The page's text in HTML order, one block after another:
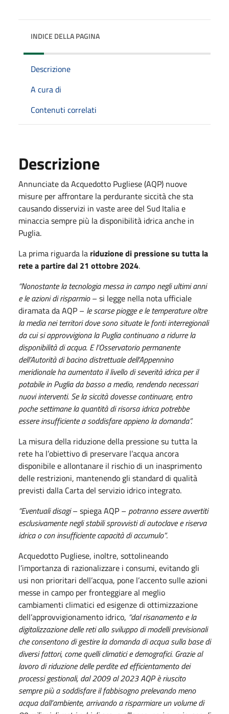
INDICE DELLA PAGINA
Descrizione
A cura di
Contenuti correlati
Descrizione
Annunciate da Acquedotto Pugliese (AQP) nuove
misure per affrontare la perdurante siccità che sta
causando disservizi in vaste aree del Sud Italia e
minaccia sempre più la disponibilità idrica anche in
Puglia.
La prima riguarda la riduzione di pressione su tutta la
rete a partire dal 21 ottobre 2024.
“Nonostante la tecnologia messa in campo negli ultimi anni
e le azioni di risparmio– si legge nella nota ufficiale
diramata da AQP ­– le scarse piogge e le temperature oltre
la media nei territori dove sono situate le fonti interregionali
da cui si approvvigiona la Puglia continuano a ridurre la
disponibilità di acqua. E l’Osservatorio permanente
dell’Autorità di bacino distrettuale dell'Appennino
meridionale ha aumentato il livello di severità idrica per il
potabile in Puglia da basso a medio, rendendo necessari
nuovi interventi. Se la siccità dovesse continuare, entro
poche settimane la quantità di risorsa idrica potrebbe
essere insufficiente a soddisfare appieno la domanda”.
La misura della riduzione della pressione su tutta la
rete ha l’obiettivo di preservare l’acqua ancora
disponibile e allontanare il rischio di un inasprimento
delle restrizioni, mantenendo gli standard di qualità
previsti dalla Carta del servizio idrico integrato.
“Eventuali disagi– spiega AQP – potranno essere avvertiti
esclusivamente negli stabili sprovvisti di autoclave e riserva
idrica o con insufficiente capacità di accumulo”.
Acquedotto Pugliese, inoltre, sottolineando
l’importanza di razionalizzare i consumi, evitando gli
usi non prioritari dell’acqua, pone l’accento sulle azioni
messe in campo per fronteggiare al meglio
cambiamenti climatici ed esigenze di ottimizzazione
dell’approvvigionamento idrico, “dal risanamento e la
digitalizzazione delle reti allo sviluppo di modelli previsionali
che consentono di gestire la domanda di acqua sulla base di
diversi fattori, come quelli climatici e demografici. Grazie al
lavoro di riduzione delle perdite ed efficientamento dei
processi gestionali, dal 2009 al 2023 AQP è riuscito
sempre più a soddisfare il fabbisogno prelevando meno
acqua dall’ambiente, arrivando a risparmiare un volume di